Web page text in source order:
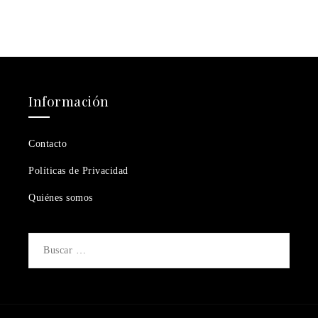
Información
Contacto
Políticas de Privacidad
Quiénes somos